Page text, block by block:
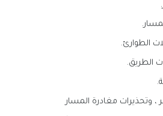
الطوارئ.
الطريق.
، وتحذيرات مغادرة المسار